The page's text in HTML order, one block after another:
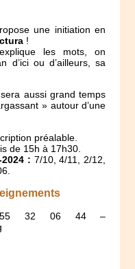
une initiation en
!
les mots, on
d’ici ou d’ailleurs, sa
aussi grand temps
» autour d’une
préalable.
de 15h à 17h30.
: 7/10, 4/11, 2/12,
55 32 06 44 –